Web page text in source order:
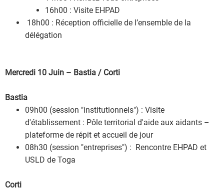
16h00 : Visite EHPAD
18h00 : Réception officielle de l’ensemble de la
délégation
Mercredi 10 Juin – Bastia / Corti
Bastia
09h00 (session "institutionnels") : Visite
d'établissement : Pôle territorial d'aide aux aidants –
plateforme de répit et accueil de jour
08h30 (session "entreprises") : Rencontre EHPAD et
USLD de Toga
Corti